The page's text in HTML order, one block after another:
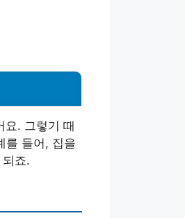
. 그렇기 때
를 들어, 집을
죠.